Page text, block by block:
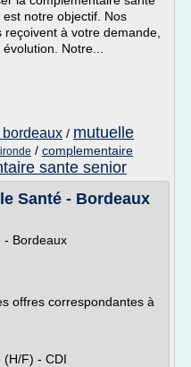
notre objectif. Nos
à votre demande,
Notre...
/ mutuelle
/ complementaire
sante senior
Santé - Bordeaux
- Bordeaux
offres correspondantes à
(H/F) - CDI